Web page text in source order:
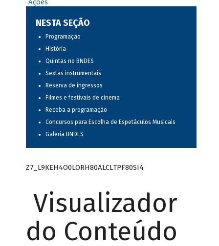
Ações
NESTA SEÇÃO
Programação
História
Quintas no BNDES
Sextas instrumentais
Reserva de ingressos
Filmes e festivais de cinema
Receba a programação
Concursos para Escolha de Espetáculos Musicais
Galeria BNDES
Z7_L9KEH4O0LORH80ALCLTPF80SI4
Visualizador
do Conteúdo